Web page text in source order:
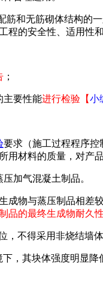
和无筋砌体结构的
的安全性、适用性
；
主要性能进行检验【小
要求（施工过程程序
材料的质量，对产
加气混凝土制品。
成物与蒸压制品相
品的最终生成物耐久
不得采用非烧结墙体
，其块体强度明显降